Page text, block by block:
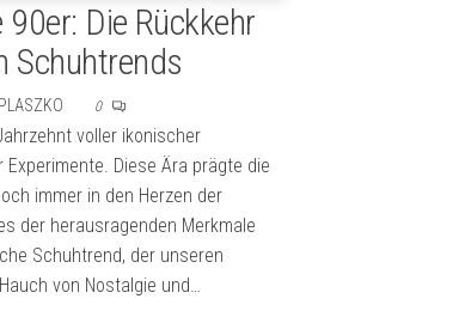
Die Rückkehr
Schuhtrends
0
voller ikonischer
Diese Ära prägte die
immer in den Herzen der
der herausragenden Merkmale
Schuhtrend, der unseren
von Nostalgie und…